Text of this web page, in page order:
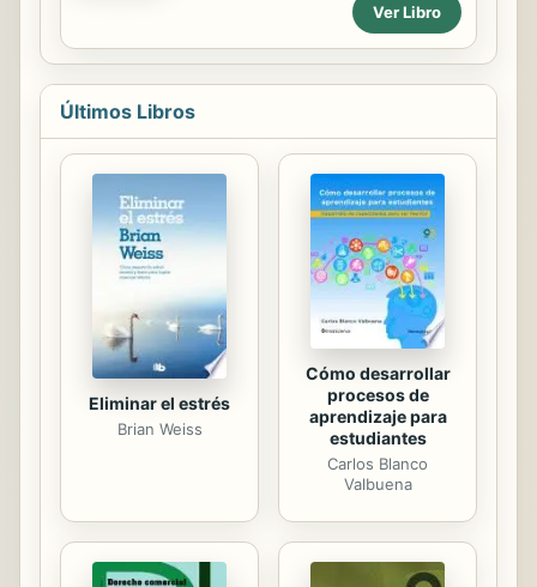
investigador privado por afición. Sin
duda esta obra trata sobre el
de los países de la tierra....
personalidad o sea el espejo de la
fantasía de que existe el lugar ideal
libro relatan, a veces con crudeza y
interminables formas en que son
capaces los individuos de encontrar
una vía de escape a lo que su
destino les depara. Romper con el
determinismo de que todo está
escrito es también una forma de
forjarse una vida...
Ver Libro
Últimos Libros
Eliminar el estrés
Brian Weiss
Cómo desarrollar
procesos de
aprendizaje para
estudiantes
Carlos Blanco
Valbuena